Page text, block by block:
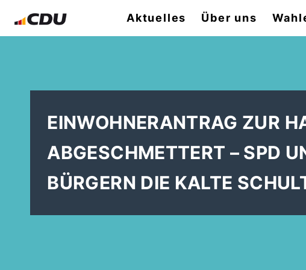
Aktuelles Über uns
EINWOHNERANTRAG ZUR
ABGESCHMETTERT – SPD
BÜRGERN DIE KALTE